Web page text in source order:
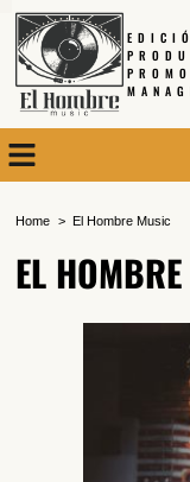
Home El Hombre Music
EL